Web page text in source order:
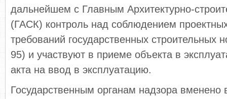
дальнейшем с Главным Архитектурно-
(ГАСК) контроль над соблюдением
требований государственных
95) и участвуют в приеме объекта в
акта на ввод в эксплуатацию.
Государственным органам надзора вменено